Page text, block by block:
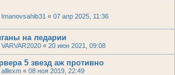
Imanovsahib31 « 07 апр 2025, 11:36
на ледарии
VARVAR2020 « 20 июн 2021, 09:08
5 звезд аж противно
alllexm « 08 ноя 2019, 22:49